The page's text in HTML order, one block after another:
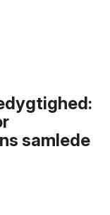
samlede